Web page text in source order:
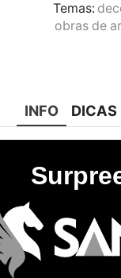
Temas:
obras de
INFO DICAS